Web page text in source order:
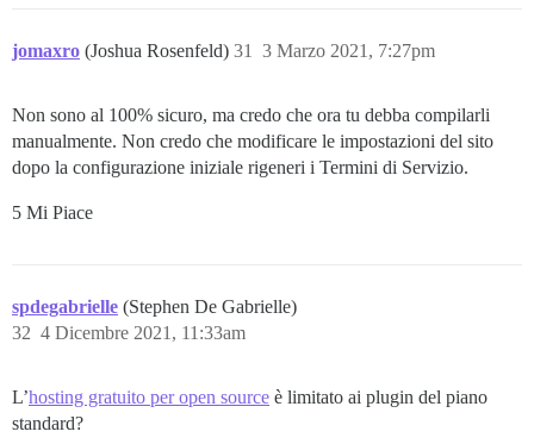
jomaxro (Joshua Rosenfeld) 3 Marzo 2021, 7:27pm
31
Non sono al 100% sicuro, ma credo che ora tu debba compilarli
manualmente. Non credo che modificare le impostazioni del sito
dopo la configurazione iniziale rigeneri i Termini di Servizio.
5 Mi Piace
spdegabrielle (Stephen De Gabrielle)
4 Dicembre 2021, 11:33am
32
L’hosting gratuito per open source è limitato ai plugin del piano
standard?